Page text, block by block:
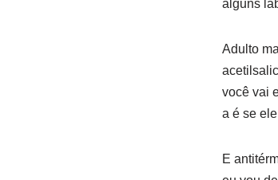
alguns
Adulto
você vai
a é se
E